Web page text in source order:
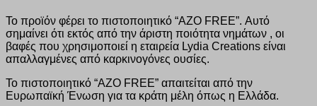
Το προϊόν φέρει το πιστοποιητικό “AZO FREE”. Αυτό
σημαίνει ότι εκτός από την άριστη ποιότητα νημάτων , οι
βαφές που χρησιμοποιεί η εταιρεία Lydia Creations είναι
απαλλαγμένες από καρκινογόνες ουσίες.
Το πιστοποιητικό “AZO FREE” απαιτείται από την
Ευρωπαϊκή Ένωση για τα κράτη μέλη όπως η Ελλάδα.